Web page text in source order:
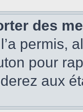
des
permis,
pour
aux